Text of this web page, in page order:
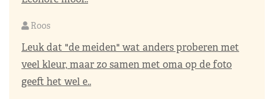
Roos
Leuk dat "de meiden" wat anders proberen met
veel kleur, maar zo samen met oma op de foto
geeft het wel e..